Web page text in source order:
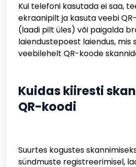
Kui telefoni kasutada ei saa,
ekraanipilt ja kasuta veebi
(laadi pilt üles) või paigalda
laiendustepoest laiendus, mis
veebilehelt QR-koode
Kuidas kiiresti
QR-koodi
Suurtes kogustes
sündmuste registreerimisel,